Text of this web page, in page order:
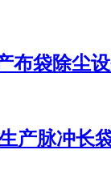
布袋除尘
产脉冲长